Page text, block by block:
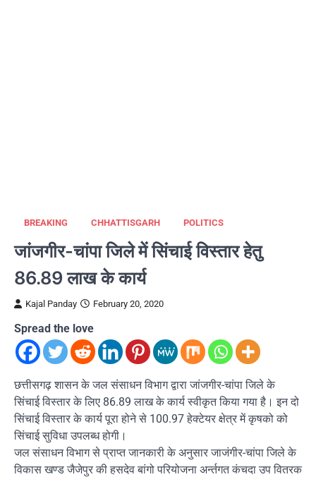
BREAKING CHHATTISGARH POLITICS
जांजगीर-चांपा जिले में सिंचाई विस्तार हेतु
86.89 लाख के कार्य
Kajal Panday February 20, 2020
Spread the love
छत्तीसगढ़ शासन के जल संसाधन विभाग द्वारा जांजगीर-चांपा जिले के
सिंचाई विस्तार के लिए 86.89 लाख के कार्य स्वीकृत किया गया है। इन दो
सिंचाई विस्तार के कार्य पूरा होने से 100.97 हेक्टेयर क्षेत्र में कृषको को
सिंचाई सुविधा उपलब्ध होगी।
जल संसाधन विभाग से प्राप्त जानकारी के अनुसार जाजंगीर-चांपा जिले के
विकास खण्ड जैजेपुर की हसदेव बांगो परियोजना अर्न्तगत कंचदा उप वितरक